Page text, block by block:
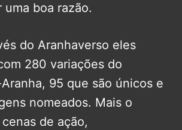
uma boa razão.
do Aranhaverso eles
280 variações do
95 que são únicos e
nomeados. Mais o
de ação,